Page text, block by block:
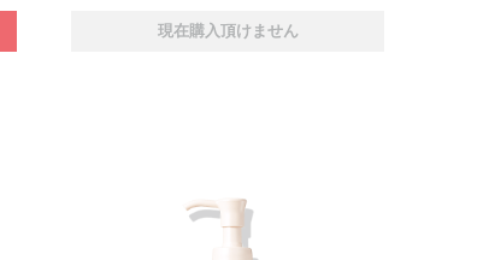
現在購入頂けません